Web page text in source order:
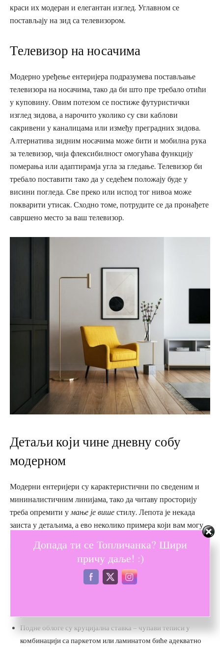
краси их модеран и елегантан изглед. Углавном се
постављају на зид са телевизором.
Телевизор на носачима
Модерно уређење ентеријера подразумева постављање
телевизора на носачима, тако да би што пре требало отићи
у куповину. Овим потезом се постиже футуристички
изглед зидова, а нарочито уколико су сви каблови
сакривени у каналицама или између преградних зидова.
Алтернатива зидним носачима може бити и мобилна рука
за телевизор, чија флексибилност омогућава функцију
померања или адаптирамја угла за гледање. Телевизор би
требало поставити тако да у седећем положају буде у
висини погледа. Све преко или испод тог нивоа може
покварити утисак. Сходно томе, потрудите се да пронађете
савршено место за ваш телевизор.
Детаљи који чине дневну собу
модерном
Модерни ентеријери су карактеристични по сведеним и
мининалистичним линијама, тако да читаву просторију
треба опремити умање је више стилу. Лепота је некада
заиста у детаљима, а ево неколико примера који вам могу
Минијатурне урамљене фотографије нису наметљиве оку
посматрача, али су и даље корисно решење за модерно
квалитетан детаљ за дневне собе са трпезаријама.
Подне облоге су круцијална ставка – чупави теписи у
комбинацији са паркетом или ламинатом биће адекватно
Допада ти се Топличанка? Шири
причу даље! :)